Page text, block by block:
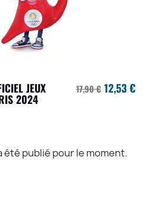
JEUX
2024
17,90 € 12,53 €
été publié pour le moment.